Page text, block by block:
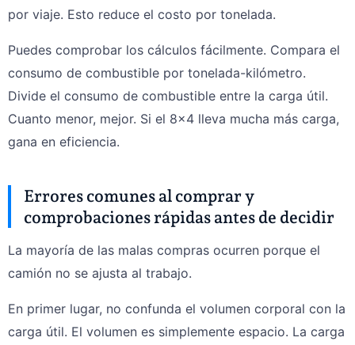
por viaje. Esto reduce el costo por tonelada.
Puedes comprobar los cálculos fácilmente. Compara el
consumo de combustible por tonelada-kilómetro.
Divide el consumo de combustible entre la carga útil.
Cuanto menor, mejor. Si el 8x4 lleva mucha más carga,
gana en eficiencia.
Errores comunes al comprar y
comprobaciones rápidas antes de decidir
La mayoría de las malas compras ocurren porque el
camión no se ajusta al trabajo.
En primer lugar, no confunda el volumen corporal con la
carga útil. El volumen es simplemente espacio. La carga